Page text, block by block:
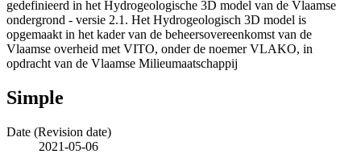
gedefinieerd in het Hydrogeologische 3D model van de Vlaamse
ondergrond - versie 2.1. Het Hydrogeologisch 3D model is
opgemaakt in het kader van de beheersovereenkomst van de
Vlaamse overheid met VITO, onder de noemer VLAKO, in
opdracht van de Vlaamse Milieumaatschappij
Simple
Date (Revision date)
2021-05-06